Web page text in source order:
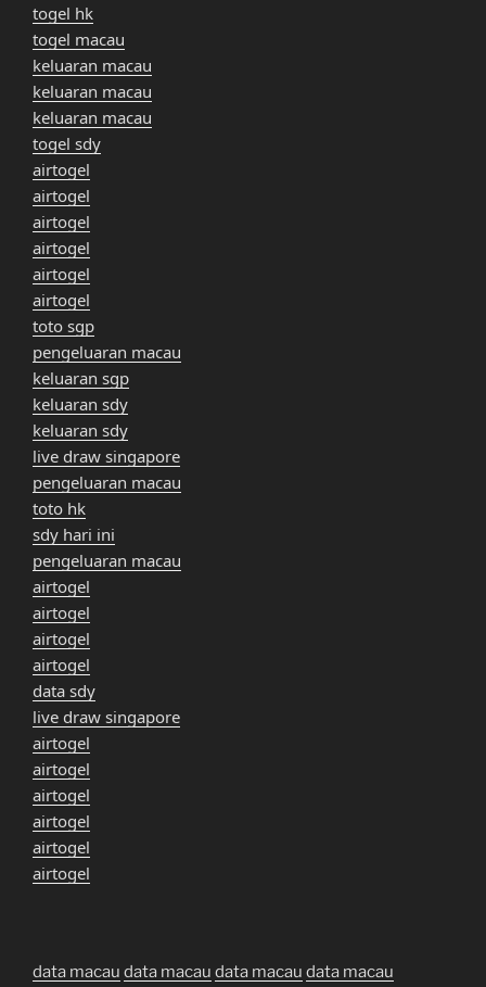
togel hk
togel macau
keluaran macau
keluaran macau
keluaran macau
togel sdy
airtogel
airtogel
airtogel
airtogel
airtogel
airtogel
toto sgp
pengeluaran macau
keluaran sgp
keluaran sdy
keluaran sdy
live draw singapore
pengeluaran macau
toto hk
sdy hari ini
pengeluaran macau
airtogel
airtogel
airtogel
airtogel
data sdy
live draw singapore
airtogel
airtogel
airtogel
airtogel
airtogel
airtogel
data macau data macau data macau data macau